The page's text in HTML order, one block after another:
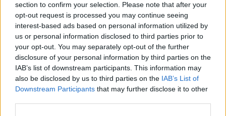
section to confirm your selection. Please note that after your
opt-out request is processed you may continue seeing
interest-based ads based on personal information utilized by
us or personal information disclosed to third parties prior to
your opt-out. You may separately opt-out of the further
disclosure of your personal information by third parties on the
IAB’s list of downstream participants. This information may
also be disclosed by us to third parties on the IAB’s List of
Downstream Participants that may further disclose it to other
Classic Mantra
Riepilogo stagione
Titolare 3 - 10%